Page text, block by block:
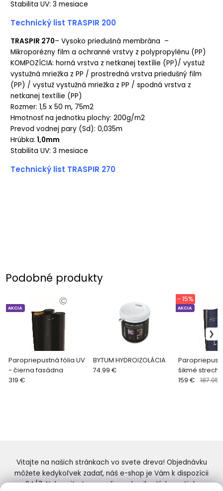
Stabilita UV: 3 mesiace
Technický list TRASPIR 200
TRASPIR 270– Vysoko priedušná membrána –
Mikroporézny film a ochranné vrstvy z polypropylénu (PP)
KOMPOZÍCIA: horná vrstva z netkanej textílie (PP)/ vystuž
vystužná mriežka z PP / prostredná vrstva priedušný film
(PP) / vystuž vystužná mriežka z PP / spodná vrstva z
netkanej textílie (PP)
Rozmer: 1,5 x 50 m, 75m2
Hmotnosť na jednotku plochy: 200g/m2
Prevod vodnej pary (Sd): 0,035m
Hrúbka: 1,0mm
Stabilita UV: 3 mesiace
Technický list TRASPIR 270
Podobné produkty
Paropriepustná fólia UV
- čierna fasádna
AKCIA
319 €
BYTUM HYDROIZOLÁCIA
74.99 €
šikmé strechy
AKCIA
- 15%
159 €
Vitajte na našich stránkach vo svete dreva! Objednávku
môžete kedykoľvek zadať, náš e-shop je Vám k dispozícii
24/7. Nakupujte tovar online od najlepších značiek.